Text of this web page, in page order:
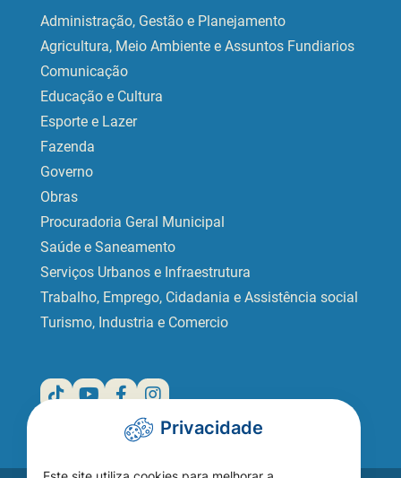
Administração, Gestão e Planejamento
Agricultura, Meio Ambiente e Assuntos Fundiarios
Comunicação
Educação e Cultura
Esporte e Lazer
Fazenda
Governo
Obras
Procuradoria Geral Municipal
Saúde e Saneamento
Serviços Urbanos e Infraestrutura
Trabalho, Emprego, Cidadania e Assistência social
Turismo, Industria e Comercio
Privacidade